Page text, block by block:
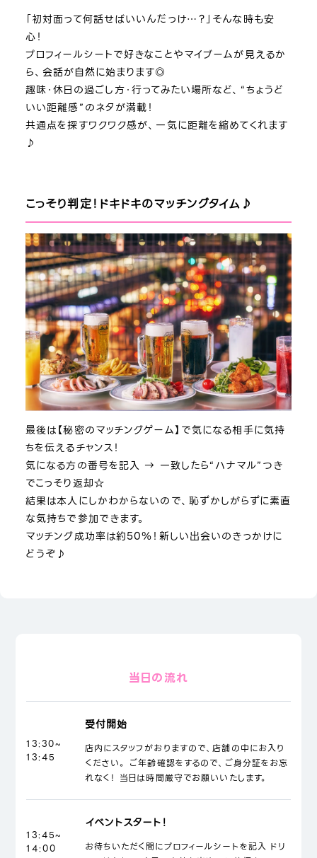
「初対面って何話せばいいんだっけ…？」そんな時も安
心！
プロフィールシートで好きなことやマイブームが見えるか
ら、会話が自然に始まります◎
趣味・休日の過ごし方・行ってみたい場所など、“ちょうど
いい距離感”のネタが満載！
共通点を探すワクワク感が、一気に距離を縮めてくれます
♪
こっそり判定！ドキドキのマッチングタイム♪
最後は【秘密のマッチングゲーム】で気になる相手に気持
ちを伝えるチャンス！
気になる方の番号を記入 → 一致したら“ハナマル”つき
でこっそり返却☆
結果は本人にしかわからないので、恥ずかしがらずに素直
な気持ちで参加できます。
マッチング成功率は約50％！新しい出会いのきっかけに
どうぞ♪
当日の流れ
13:30~
13:45
受付開始
店内にスタッフがおりますので、店舗の中にお入り
ください。 ご年齢確認をするので、ご身分証をお忘
れなく！ 当日は時間厳守でお願いいたします。
13:45~
14:00
イベントスタート！
お待ちいただく間にプロフィールシートを記入 ドリ